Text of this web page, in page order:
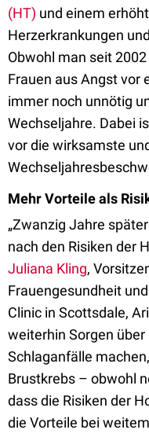
(HT) und einem
Herzerkrankungen und
Obwohl man seit
Frauen aus Angst vor
immer noch unnötig
Wechseljahre. Dabei
vor die wirksamste
Mehr Vorteile als
„Zwanzig Jahre
nach den Risiken der
Juliana Kling,
Frauengesundheit
Clinic in Scottsdale,
weiterhin Sorgen
Schlaganfälle
Brustkrebs – obwohl
dass die Risiken der
die Vorteile bei